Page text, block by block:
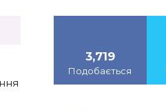
3,719
Подобається